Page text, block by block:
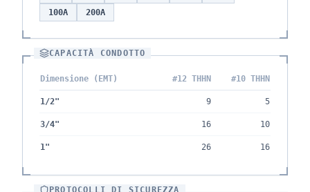
100A 200A
CAPACITÀ CONDOTTO
Dimensione (EMT) #12 THHN #10 THHN
1/2" 9 5
3/4" 16 10
1" 26 16
PROTOCOLLI DI SICUREZZA